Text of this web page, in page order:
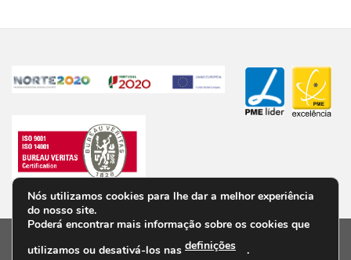
Nós utilizamos cookies para lhe dar a melhor experiência
do nosso site.
Poderá encontrar mais informação sobre os cookies que
utilizamos ou desativá-los nas definições .